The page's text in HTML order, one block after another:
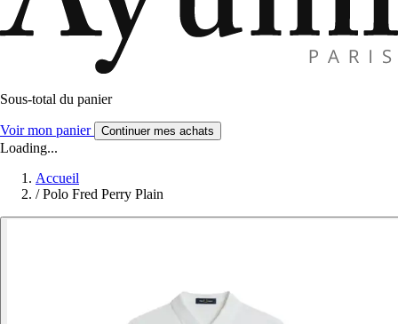
Sous-total du panier
Voir mon panier Continuer mes achats
Loading...
Accueil
/ Polo Fred Perry Plain